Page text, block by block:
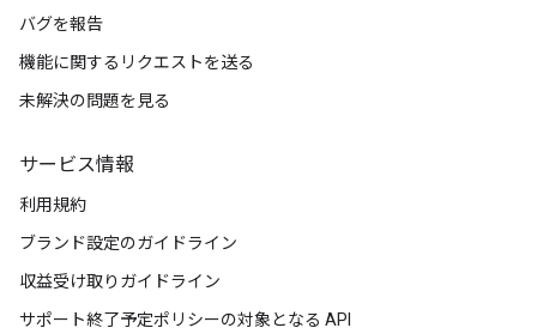
バグを報告
機能に関するリクエストを送る
未解決の問題を見る
サービス情報
利用規約
ブランド設定のガイドライン
収益受け取りガイドライン
サポート終了予定ポリシーの対象となる API